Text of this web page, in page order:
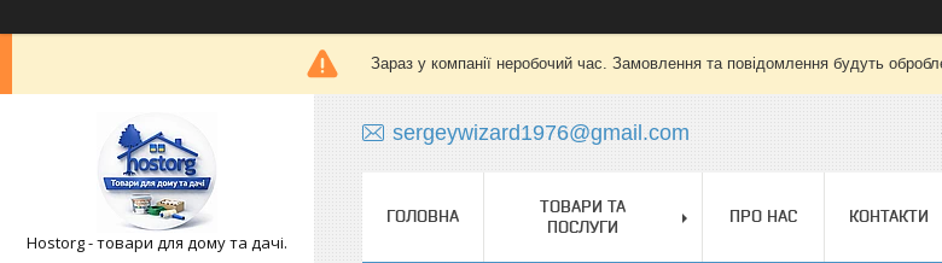
Зараз у компанії неробочий час. Замовлення та повідомлення будуть
Hostorg - товари для дому та дачі.
sergeywizard1976@gmail.com
ГОЛОВНА
ТОВАРИ ТА
ПОСЛУГИ
ПРО НАС КОНТАКТИ